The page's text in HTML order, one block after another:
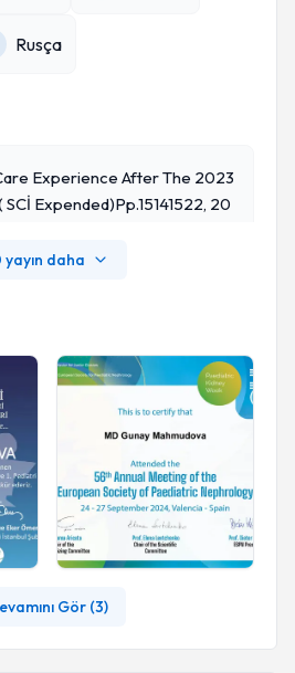
Rusça
Experience After The 2023
Expended)pp.15141522, 20
yayın daha
Gör (3)